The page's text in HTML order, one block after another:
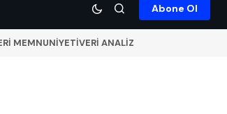
Abone Ol
MEMNUNİYETİVERİ ANALİZ